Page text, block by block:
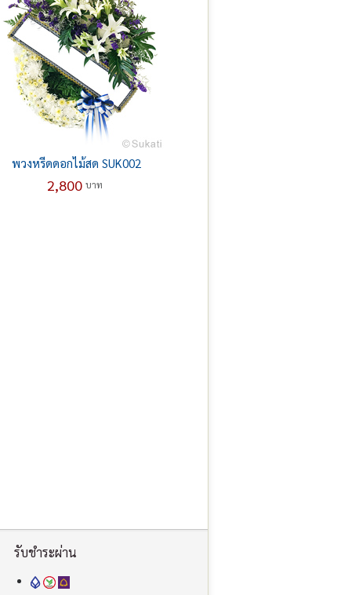
พวงหรีดดอกไม้สด SUK002
2,800บาท
รับชำระผ่าน